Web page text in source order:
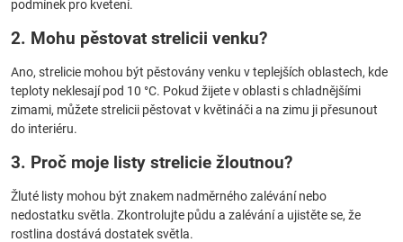
podmínek pro kvetení.
2. Mohu pěstovat strelicii venku?
Ano, strelicie mohou být pěstovány venku v teplejších oblastech, kde
teploty neklesají pod 10 °C. Pokud žijete v oblasti s chladnějšími
zimami, můžete strelicii pěstovat v květináči a na zimu ji přesunout
do interiéru.
3. Proč moje listy strelicie žloutnou?
Žluté listy mohou být znakem nadměrného zalévání nebo
nedostatku světla. Zkontrolujte půdu a zalévání a ujistěte se, že
rostlina dostává dostatek světla.